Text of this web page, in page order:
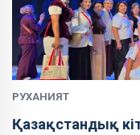
РУХАНИЯТ
Қазақстандық